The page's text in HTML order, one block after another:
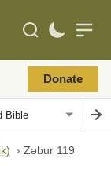
Donate
› Zǝbur 119